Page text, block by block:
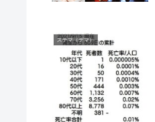
ステマ（デマ）